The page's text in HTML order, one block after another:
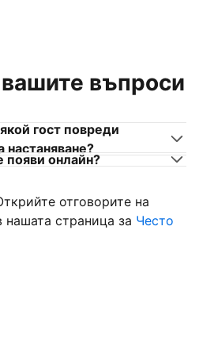
въпроси
гост повреди
появи онлайн?
отговорите на
нашата страница за Често
гости